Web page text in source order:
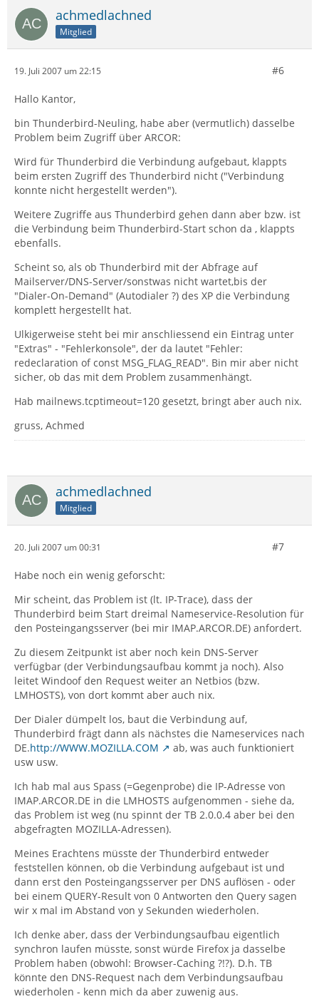
achmedlachned
Mitglied
19. Juli 2007 um 22:15 #6
Hallo Kantor,
bin Thunderbird-Neuling, habe aber (vermutlich) dasselbe
Problem beim Zugriff über ARCOR:
Wird für Thunderbird die Verbindung aufgebaut, klappts
beim ersten Zugriff des Thunderbird nicht ("Verbindung
konnte nicht hergestellt werden").
Weitere Zugriffe aus Thunderbird gehen dann aber bzw. ist
die Verbindung beim Thunderbird-Start schon da , klappts
ebenfalls.
Scheint so, als ob Thunderbird mit der Abfrage auf
Mailserver/DNS-Server/sonstwas nicht wartet,bis der
"Dialer-On-Demand" (Autodialer ?) des XP die Verbindung
komplett hergestellt hat.
Ulkigerweise steht bei mir anschliessend ein Eintrag unter
"Extras" - "Fehlerkonsole", der da lautet "Fehler:
redeclaration of const MSG_FLAG_READ". Bin mir aber nicht
sicher, ob das mit dem Problem zusammenhängt.
Hab mailnews.tcptimeout=120 gesetzt, bringt aber auch nix.
gruss, Achmed
achmedlachned
Mitglied
20. Juli 2007 um 00:31 #7
Habe noch ein wenig geforscht:
Mir scheint, das Problem ist (lt. IP-Trace), dass der
Thunderbird beim Start dreimal Nameservice-Resolution für
den Posteingangsserver (bei mir IMAP.ARCOR.DE) anfordert.
Zu diesem Zeitpunkt ist aber noch kein DNS-Server
verfügbar (der Verbindungsaufbau kommt ja noch). Also
leitet Windoof den Request weiter an Netbios (bzw.
LMHOSTS), von dort kommt aber auch nix.
Der Dialer dümpelt los, baut die Verbindung auf,
Thunderbird frägt dann als nächstes die Nameservices nach
DE.http://WWW.MOZILLA.COM
ab, was auch funktioniert
usw usw.
Ich hab mal aus Spass (=Gegenprobe) die IP-Adresse von
IMAP.ARCOR.DE in die LMHOSTS aufgenommen - siehe da,
das Problem ist weg (nu spinnt der TB 2.0.0.4 aber bei den
abgefragten MOZILLA-Adressen).
Meines Erachtens müsste der Thunderbird entweder
feststellen können, ob die Verbindung aufgebaut ist und
dann erst den Posteingangsserver per DNS auflösen - oder
bei einem QUERY-Result von 0 Antworten den Query sagen
wir x mal im Abstand von y Sekunden wiederholen.
Ich denke aber, dass der Verbindungsaufbau eigentlich
synchron laufen müsste, sonst würde Firefox ja dasselbe
Problem haben (obwohl: Browser-Caching ?!?). D.h. TB
könnte den DNS-Request nach dem Verbindungsaufbau
wiederholen - kenn mich da aber zuwenig aus.